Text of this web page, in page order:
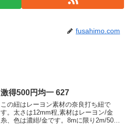
fusahimo.com
激得500円均一 627
この紐はレーヨン素材の奈良打ち紐で
す。太さは12mm程,素材はレーヨン/金
糸、色は濃紺/金です。8mに限り2m/500